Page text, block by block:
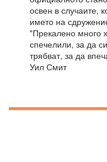
освен в случаите,
името на
"Прекалено много
спечелили, за да
трябват, за да
Уил Смит